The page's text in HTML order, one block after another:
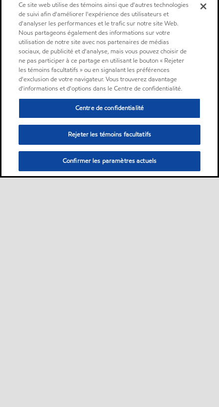
Ce site web utilise des témoins ainsi que d'autres technologies
de suivi afin d'améliorer l'expérience des utilisateurs et
d'analyser les performances et le trafic sur notre site Web.
Nous partageons également des informations sur votre
utilisation de notre site avec nos partenaires de médias
sociaux, de publicité et d'analyse, mais vous pouvez choisir de
ne pas participer à ce partage en utilisant le bouton « Rejeter
les témoins facultatifs » ou en signalant les préférences
d'exclusion de votre navigateur. Vous trouverez davantage
d'informations et d'options dans le Centre de confidentialité.
Centre de confidentialité
Rejeter les témoins facultatifs
Confirmer les paramètres actuels